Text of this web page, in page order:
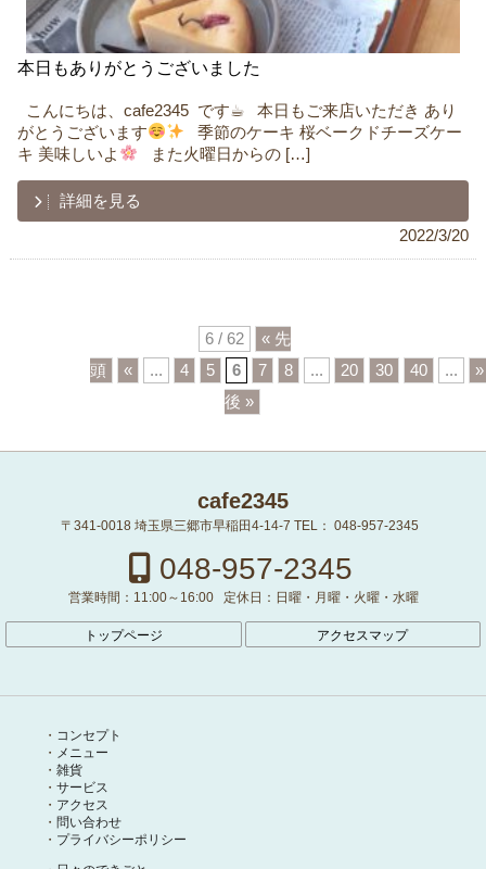
本日もありがとうございました
ㅤ ㅤ こんにちは、cafe2345 です☕︎ㅤㅤ ㅤ ㅤ 本日もご来店いただきㅤ あり
がとうございます
ㅤㅤ ㅤ 季節のケーキㅤ 桜ベークドチーズケー
キㅤㅤ 美味しいよ
ㅤ ㅤ ㅤ また火曜日からのㅤ […]
詳細を見る
2022/3/20
6 / 62
« 先
頭
« ... 4 5 6 7 8 ... 20 30 40 ...
»
後 »
cafe2345
〒341-0018 埼玉県三郷市早稲田4-14-7 TEL： 048-957-2345
048-957-2345
営業時間： 11:00～16:00 定休日： 日曜・月曜・火曜・水曜
トップページ アクセスマップ
コンセプト
メニュー
雑貨
サービス
アクセス
問い合わせ
プライバシーポリシー